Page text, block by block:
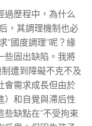
過歷程中，為什么
，其調理機制也必
“國度調理”呢？緣
些固出缺陷。我將
遭到障礙不克不及
會需求成長但由於
）和自覺與滯后性
些缺點在“不受拘束